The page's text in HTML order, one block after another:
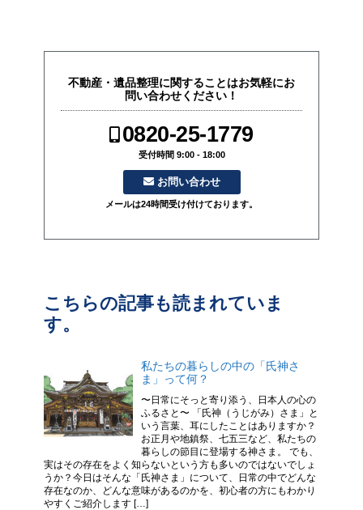
不動産・遺品整理に関することはお気軽にお
問い合わせください！
0820-25-1779
受付時間 9:00 - 18:00
お問い合わせ
メールは24時間受け付けております。
こちらの記事も読まれていま
す。
私たちの暮らしの中の「氏神さ
ま」って何？
〜日常にそっと寄り添う、日本人の心の
ふるさと〜 「氏神（うじがみ）さま」と
いう言葉、耳にしたことはありますか？
お正月や地鎮祭、七五三など、私たちの
暮らしの節目に登場する神さま。 でも、
実はその存在をよく知らないという方も多いのではないでしょ
うか？今日はそんな「氏神さま」について、日常の中でどんな
存在なのか、どんな意味があるのかを、初心者の方にもわかり
やすくご紹介します […]